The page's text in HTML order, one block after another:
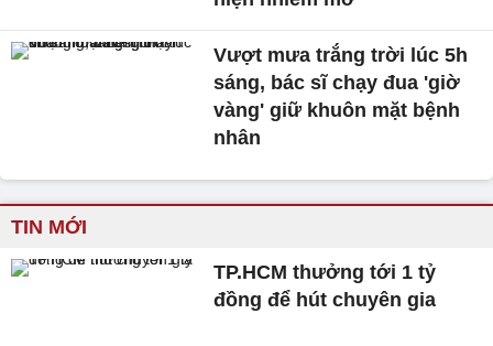
Vượt mưa trắng trời lúc 5h
sáng, bác sĩ chạy đua 'giờ
vàng' giữ khuôn mặt bệnh
nhân
TIN MỚI
TP.HCM thưởng tới 1 tỷ
đồng để hút chuyên gia